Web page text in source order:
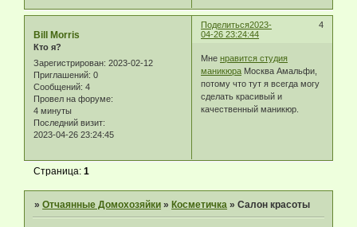
Поделиться 4
2023-
04-26 23:24:44
Bill Morris
Кто я?
Зарегистрирован: 2023-02-12
Приглашений: 0
Сообщений: 4
Провел на форуме:
4 минуты
Последний визит:
2023-04-26 23:24:45
Мненравится студия
маникюра Москва Амальфи,
потому что тут я всегда могу
сделать красивый и
качественный маникюр.
Страница:1
»Отчаянные Домохозяйки » Косметичка »Салон красоты